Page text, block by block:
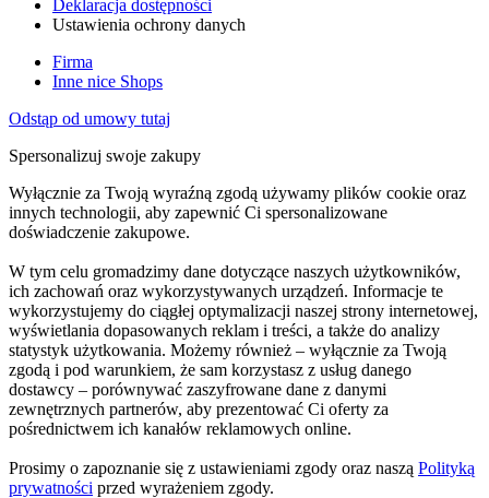
Deklaracja dostępności
Ustawienia ochrony danych
Firma
Inne nice Shops
Odstąp od umowy tutaj
Spersonalizuj swoje zakupy
Wyłącznie za Twoją wyraźną zgodą używamy plików cookie oraz
innych technologii, aby zapewnić Ci spersonalizowane
doświadczenie zakupowe.
W tym celu gromadzimy dane dotyczące naszych użytkowników,
ich zachowań oraz wykorzystywanych urządzeń. Informacje te
wykorzystujemy do ciągłej optymalizacji naszej strony internetowej,
wyświetlania dopasowanych reklam i treści, a także do analizy
statystyk użytkowania. Możemy również – wyłącznie za Twoją
zgodą i pod warunkiem, że sam korzystasz z usług danego
dostawcy – porównywać zaszyfrowane dane z danymi
zewnętrznych partnerów, aby prezentować Ci oferty za
pośrednictwem ich kanałów reklamowych online.
Prosimy o zapoznanie się z ustawieniami zgody oraz naszą Polityką
prywatności przed wyrażeniem zgody.